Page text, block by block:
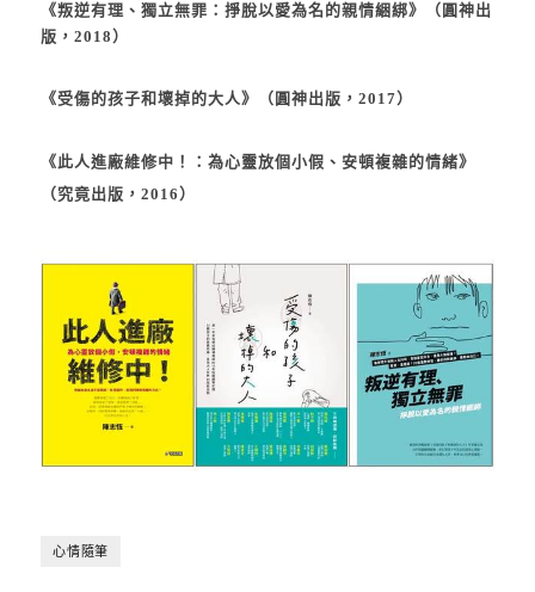
《叛逆有理、獨立無罪：掙脫以愛為名的親情綑綁》（圓神出
版，2018）
《受傷的孩子和壞掉的大人》（圓神出版，2017）
《此人進廠維修中！：為心靈放個小假、安頓複雜的情緒》
（究竟出版，2016）
心情隨筆